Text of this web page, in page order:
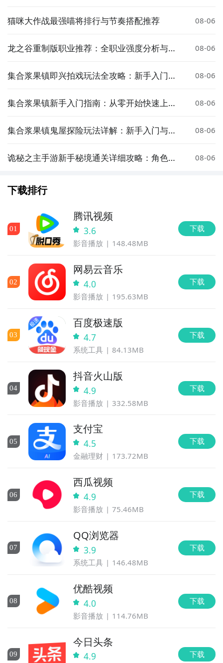
猫咪大作战最强喵将排行与节奏搭配推荐 08-06
龙之谷重制版职业推荐：全职业强度分析与选
08-06
集合浆果镇即兴拍戏玩法全攻略：新手入门与
08-06
集合浆果镇新手入门指南：从零开始快速上手
08-06
集合浆果镇鬼屋探险玩法详解：新手入门与通
08-06
诡秘之主手游新手秘境通关详细攻略：角色选
08-06
下载排行
01
腾讯视频
3.6
影音播放 148.48MB
下载
02
网易云音乐
4.0
影音播放 195.63MB
下载
03
百度极速版
4.7
系统工具 84.13MB
下载
04
抖音火山版
4.9
影音播放 332.58MB
下载
05
支付宝
4.5
金融理财 173.72MB
下载
06
西瓜视频
4.9
影音播放 75.46MB
下载
07
QQ浏览器
3.9
系统工具 146.48MB
下载
08
优酷视频
4.0
影音播放 114.76MB
下载
09
今日头条
4.9 下载